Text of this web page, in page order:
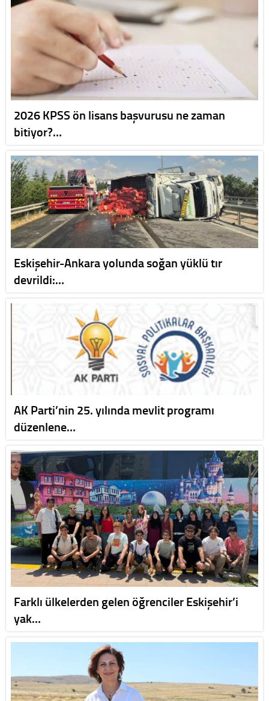
2026 KPSS ön lisans başvurusu ne zaman
bitiyor?…
Eskişehir-Ankara yolunda soğan yüklü tır
devrildi:…
AK Parti’nin 25. yılında mevlit programı
düzenlene…
Farklı ülkelerden gelen öğrenciler Eskişehir’i
yak…